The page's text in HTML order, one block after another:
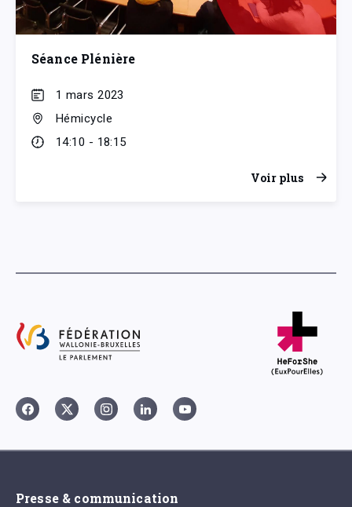
Séance Plénière
1 mars 2023
Hémicycle
14:10 - 18:15
Voir plus
Presse & communication